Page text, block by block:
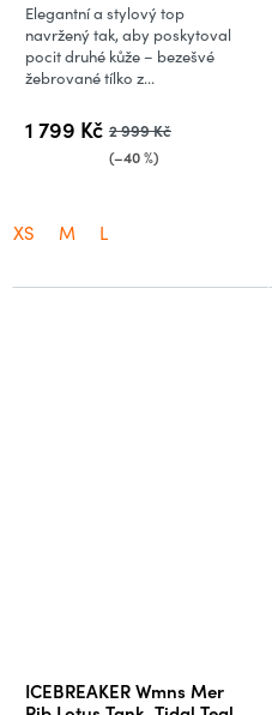
1 799 Kč 2 999 Kč
(–40 %)
Elegantní a stylový top
navržený tak, aby poskytoval
pocit druhé kůže – bezešvé
žebrované tílko z...
XS M L
ICEBREAKER Wmns Mer